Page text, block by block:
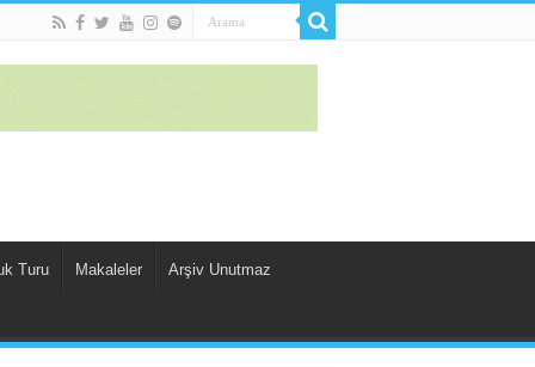
Turu Makaleler Arşiv Unutmaz